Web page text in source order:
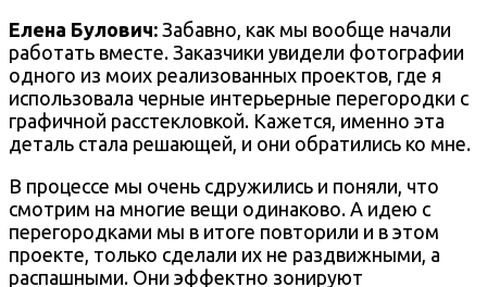
Елена Булович: Забавно, как мы вообще начали
работать вместе. Заказчики увидели фотографии
одного из моих реализованных проектов, где я
использовала черные интерьерные перегородки с
графичной расстекловкой. Кажется, именно эта
деталь стала решающей, и они обратились ко мне.
В процессе мы очень сдружились и поняли, что
смотрим на многие вещи одинаково. А идею с
перегородками мы в итоге повторили и в этом
проекте, только сделали их не раздвижными, а
распашными. Они эффектно зонируют